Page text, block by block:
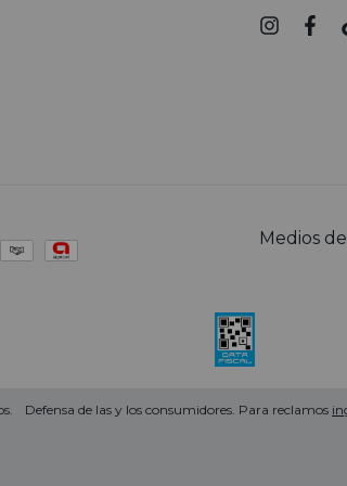
Medios
Defensa de las y los consumidores. Para reclamos